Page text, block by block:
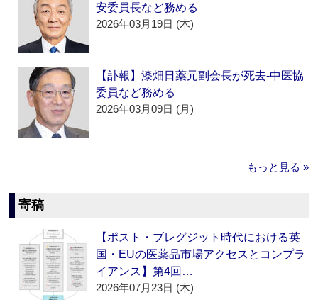
安委員長など務める
2026年03月19日 (木)
【訃報】漆畑日薬元副会長が死去‐中医協
委員など務める
2026年03月09日 (月)
もっと見る »
寄稿
【ポスト・ブレグジット時代における英
国・EUの医薬品市場アクセスとコンプラ
イアンス】第4回…
2026年07月23日 (木)